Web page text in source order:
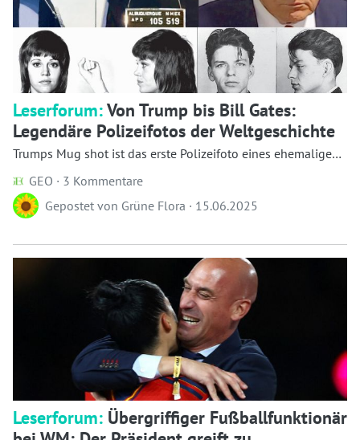
Leserforum:Von Trump bis Bill Gates:
Legendäre Polizeifotos der Weltgeschichte
Trumps Mug shot ist das erste Polizeifoto eines ehemaligen
GEO · 3 Kommentare
Gepostet von Grüne Flora · 15.06.2025
Leserforum: Übergriffiger Fußballfunktionär